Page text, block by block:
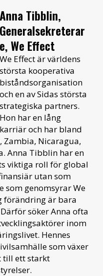
Anna Tibblin,
Generalsekreterar
e, We Effect
We Effect är världens
största kooperativa
biståndsorganisation
och en av Sidas största
strategiska partners.
Hon har en lång
karriär och har bland
Nicaragua,
Anna Tibblin har en
viktiga roll för global
utan som
som genomsyrar We
förändring är bara
söker Anna ofta
inom
Hennes
som växer
till ett starkt